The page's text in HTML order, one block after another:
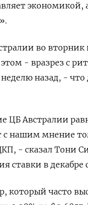
экономикой,
во вторник
- вразрез с
назад, -
ЦБ Австралии
с нашим мнение
- сказал Тони
ставки в декабре
который часто